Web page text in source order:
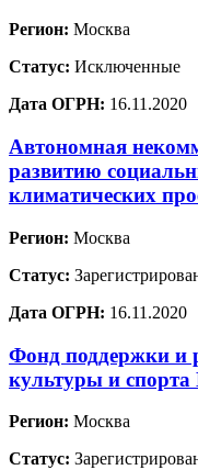
Регион: Москва
Статус: Исключенные
Дата ОГРН: 16.11.2020
Автономная
развитию
климатических
Регион: Москва
Статус:
Дата ОГРН: 16.11.2020
Фонд поддержки и
культуры и
Регион: Москва
Статус: